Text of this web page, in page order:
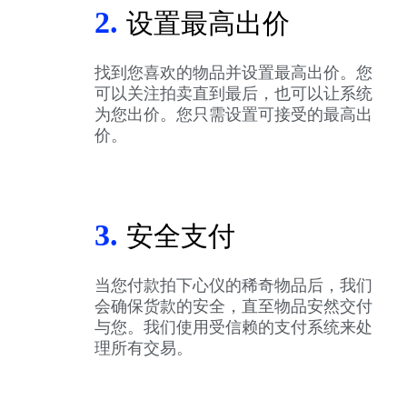
2. 设置最高出价
找到您喜欢的物品并设置最高出价。您
可以关注拍卖直到最后，也可以让系统
为您出价。您只需设置可接受的最高出
价。
3. 安全支付
当您付款拍下心仪的稀奇物品后，我们
会确保货款的安全，直至物品安然交付
与您。我们使用受信赖的支付系统来处
理所有交易。